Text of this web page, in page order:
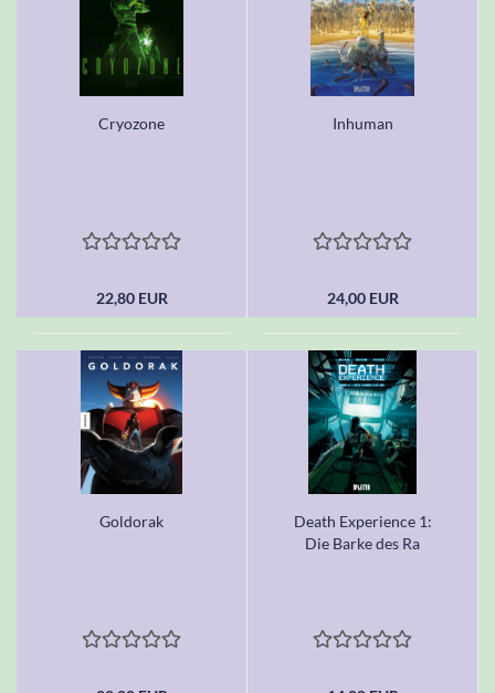
Cryozone
22,80 EUR
Inhuman
24,00 EUR
Goldorak
Death Experience 1:
Die Barke des Ra